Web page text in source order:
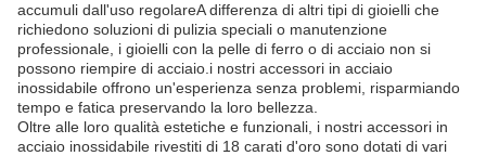
accumuli dall'uso regolareA differenza di altri tipi di gioielli che
richiedono soluzioni di pulizia speciali o manutenzione
professionale, i gioielli con la pelle di ferro o di acciaio non si
possono riempire di acciaio.i nostri accessori in acciaio
inossidabile offrono un'esperienza senza problemi, risparmiando
tempo e fatica preservando la loro bellezza.
Oltre alle loro qualità estetiche e funzionali, i nostri accessori in
acciaio inossidabile rivestiti di 18 carati d'oro sono dotati di vari